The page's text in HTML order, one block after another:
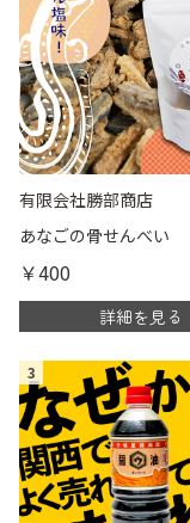
有限会社勝部商店
あなごの骨せんべい
￥400
詳細を見る
3